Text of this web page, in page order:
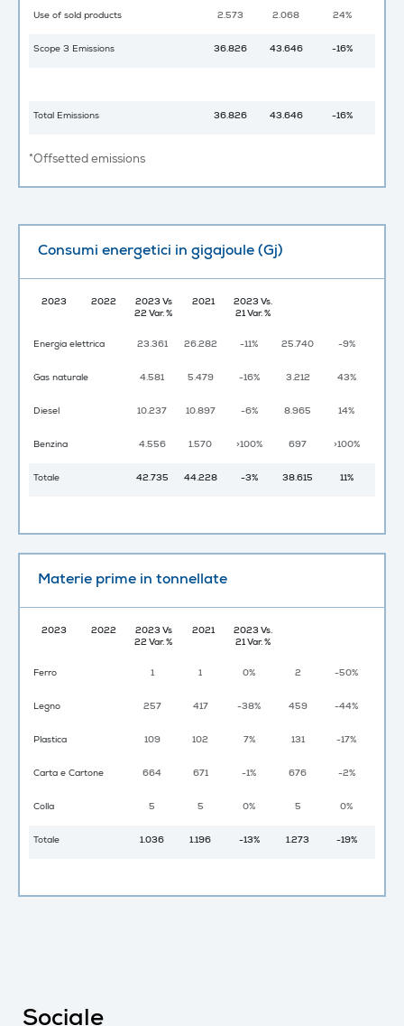
Use of sold products 2.573 2.068 24%
Scope 3 Emissions 36.826 43.646 -16%
Total Emissions 36.826 43.646 -16%
*Offsetted emissions
Consumi energetici in gigajoule (Gj)
2023 2022
2023 Vs
22 Var. %
2021
2023 Vs.
21 Var. %
Energia elettrica 23.361 26.282 -11% 25.740 -9%
Gas naturale 4.581 5.479 -16% 3.212 43%
Diesel 10.237 10.897 -6% 8.965 14%
Benzina 4.556 1.570 >100% 697 >100%
Totale 42.735 44.228 -3% 38.615 11%
Materie prime in tonnellate
2023 2022
2023 Vs
22 Var. %
2021
2023 Vs.
21 Var. %
Ferro 1 1 0% 2 -50%
Legno 257 417 -38% 459 -44%
Plastica 109 102 7% 131 -17%
Carta e Cartone 664 671 -1% 676 -2%
Colla 5 5 0% 5 0%
Totale 1.036 1.196 -13% 1.273 -19%
Sociale